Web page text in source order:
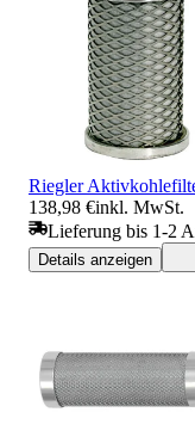
Riegler
138,98 €inkl. MwSt.
Lieferung bis 1-2
Details anzeigen